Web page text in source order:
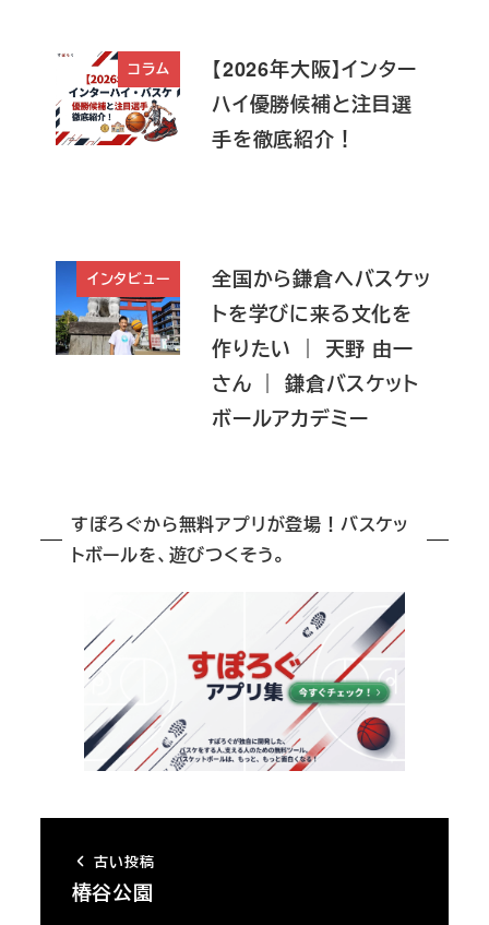
コラム
【2026年大阪】インター
ハイ優勝候補と注目選
手を徹底紹介！
インタビュー
全国から鎌倉へバスケッ
トを学びに来る文化を
作りたい ｜ 天野 由一
さん ｜ 鎌倉バスケット
ボールアカデミー
すぽろぐから無料アプリが登場！バスケッ
トボールを、遊びつくそう。
古い投稿
椿谷公園